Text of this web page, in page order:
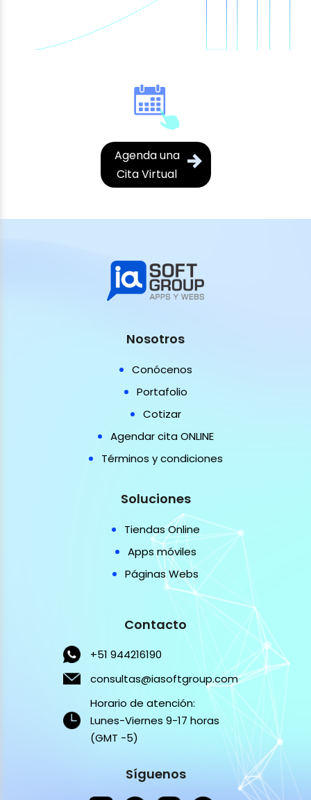
Agenda una
Cita Virtual
Nosotros
Conócenos
Portafolio
Cotizar
Agendar cita ONLINE
Términos y condiciones
Soluciones
Tiendas Online
Apps móviles
Páginas Webs
Contacto
+51 944216190
consultas@iasoftgroup.com
Horario de atención:
Lunes-Viernes 9-17 horas
(GMT -5)
Síguenos